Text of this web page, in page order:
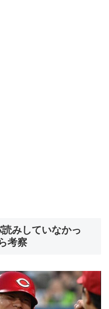
みしていなかっ
考察